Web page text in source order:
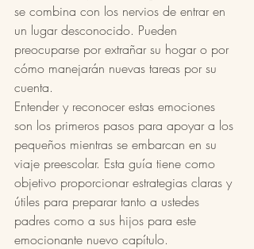
se combina con los nervios de entrar en
un lugar desconocido. Pueden
preocuparse por extrañar su hogar o por
cómo manejarán nuevas tareas por su
cuenta.
Entender y reconocer estas emociones
son los primeros pasos para apoyar a los
pequeños mientras se embarcan en su
viaje preescolar. Esta guía tiene como
objetivo proporcionar estrategias claras y
útiles para preparar tanto a ustedes
padres como a sus hijos para este
emocionante nuevo capítulo.